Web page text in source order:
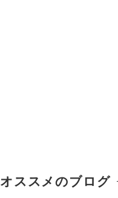
オススメのブログ